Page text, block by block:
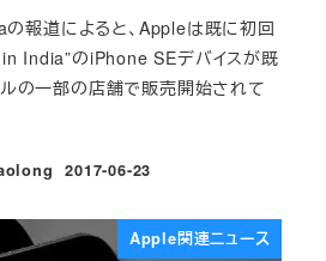
報道によると、Appleは既に初回
India”のiPhone SEデバイスが既
の一部の店舗で販売開始されて
投稿日
2017-06-23
Apple関連ニュース